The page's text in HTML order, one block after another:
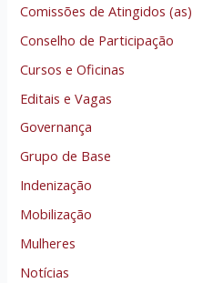
Comissões de Atingidos (as)
Conselho de Participação
Cursos e Oficinas
Editais e Vagas
Governança
Grupo de Base
Indenização
Mobilização
Mulheres
Notícias